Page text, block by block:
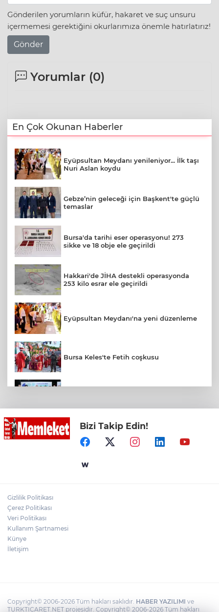
Gönderilen yorumların küfür, hakaret ve suç unsuru
içermemesi gerektiğini okurlarımıza önemle hatırlatırız!
Gönder
Yorumlar (0)
En Çok Okunan Haberler
Eyüpsultan Meydanı yenileniyor... İlk taşı
Nuri Aslan koydu
Gebze’nin geleceği için Başkent'te güçlü
temaslar
Bursa'da tarihi eser operasyonu! 273
sikke ve 18 obje ele geçirildi
Hakkari'de JİHA destekli operasyonda
253 kilo esrar ele geçirildi
Eyüpsultan Meydanı'na yeni düzenleme
Bursa Keles'te Fetih coşkusu
Muhtarlardan makarna yarışı
VakıfBank’ın aktif büyüklüğü yıllık bazda
Bizi Takip Edin!
Gizlilik Politikası
Çerez Politikası
Veri Politikası
Kullanım Şartnamesi
Künye
İletişim
Copyright© 2006-2026 Tüm hakları saklıdır. HABER YAZILIMI ve
TURKTICARET.NET projesidir. Copyright© 2006-2026 Tüm hakları